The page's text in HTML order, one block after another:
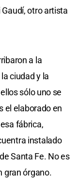
otro artista
a la
ciudad y la
sólo uno se
el elaborado en
fábrica,
instalado
Santa Fe. No es
gran órgano.